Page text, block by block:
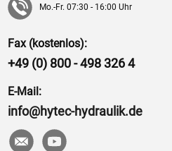
Mo.-Fr. 07:30 - 16:00 Uhr
Fax (kostenlos):
+49 (0) 800 - 498 326 4
E-Mail:
info@hytec-hydraulik.de